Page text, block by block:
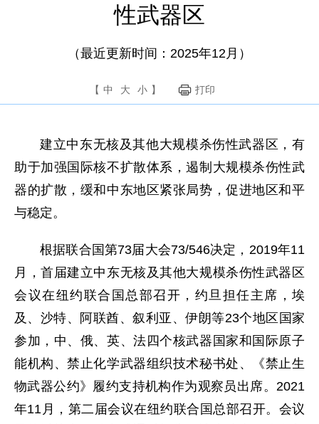
性武器区
（最近更新时间：2025年12月）
【 中 大 小 】 打印
建立中东无核及其他大规模杀伤性武器区，有
助于加强国际核不扩散体系，遏制大规模杀伤性武
器的扩散，缓和中东地区紧张局势，促进地区和平
与稳定。
根据联合国第73届大会73/546决定，2019年11
月，首届建立中东无核及其他大规模杀伤性武器区
会议在纽约联合国总部召开，约旦担任主席，埃
及、沙特、阿联酋、叙利亚、伊朗等23个地区国家
参加，中、俄、英、法四个核武器国家和国际原子
能机构、禁止化学武器组织技术秘书处、《禁止生
物武器公约》履约支持机构作为观察员出席。2021
年11月，第二届会议在纽约联合国总部召开。会议